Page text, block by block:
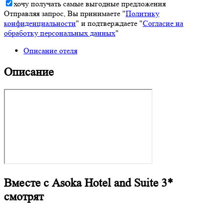
хочу получать самые выгодные предложения
Отправляя запрос, Вы принимаете "Политику
конфиденциальности" и подтверждаете "Согласие на
обработку персональных данных"
Описание отеля
Описание
Вместе с Asoka Hotel and Suite 3*
смотрят